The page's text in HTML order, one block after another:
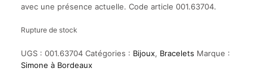
avec une présence actuelle. Code article 001.63704.
Rupture de stock
UGS : 001.63704 Catégories : Bijoux, Bracelets Marque :
Simone à Bordeaux